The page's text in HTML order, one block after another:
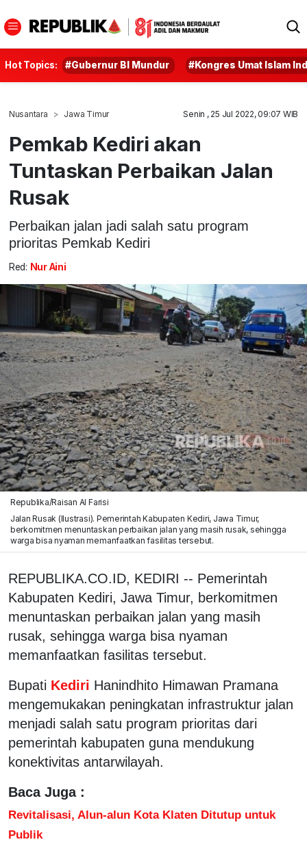
Hot Topics: #Gubernur BI Mundur #Kongres Umat Islam
Nusantara Jawa Timur Senin , 25 Jul 2022, 09:07 WIB
Pemkab Kediri akan
Tuntaskan Perbaikan Jalan
Rusak
Perbaikan jalan jadi salah satu program
prioritas Pemkab Kediri
Red: Nur Aini
Republika/Raisan Al Farisi
Jalan Rusak (Ilustrasi). Pemerintah Kabupaten Kediri, Jawa Timur,
berkomitmen menuntaskan perbaikan jalan yang masih rusak, sehingga
warga bisa nyaman memanfaatkan fasilitas tersebut.
REPUBLIKA.CO.ID, KEDIRI -- Pemerintah
Kabupaten Kediri, Jawa Timur, berkomitmen
menuntaskan perbaikan jalan yang masih
rusak, sehingga warga bisa nyaman
memanfaatkan fasilitas tersebut.
Bupati Kediri Hanindhito Himawan Pramana
mengemukakan peningkatan infrastruktur jalan
menjadi salah satu program prioritas dari
pemerintah kabupaten guna mendukung
konektivitas antarwilayah.
Baca Juga :
Revitalisasi, Alun-alun Kota Klaten Ditutup untuk
Publik